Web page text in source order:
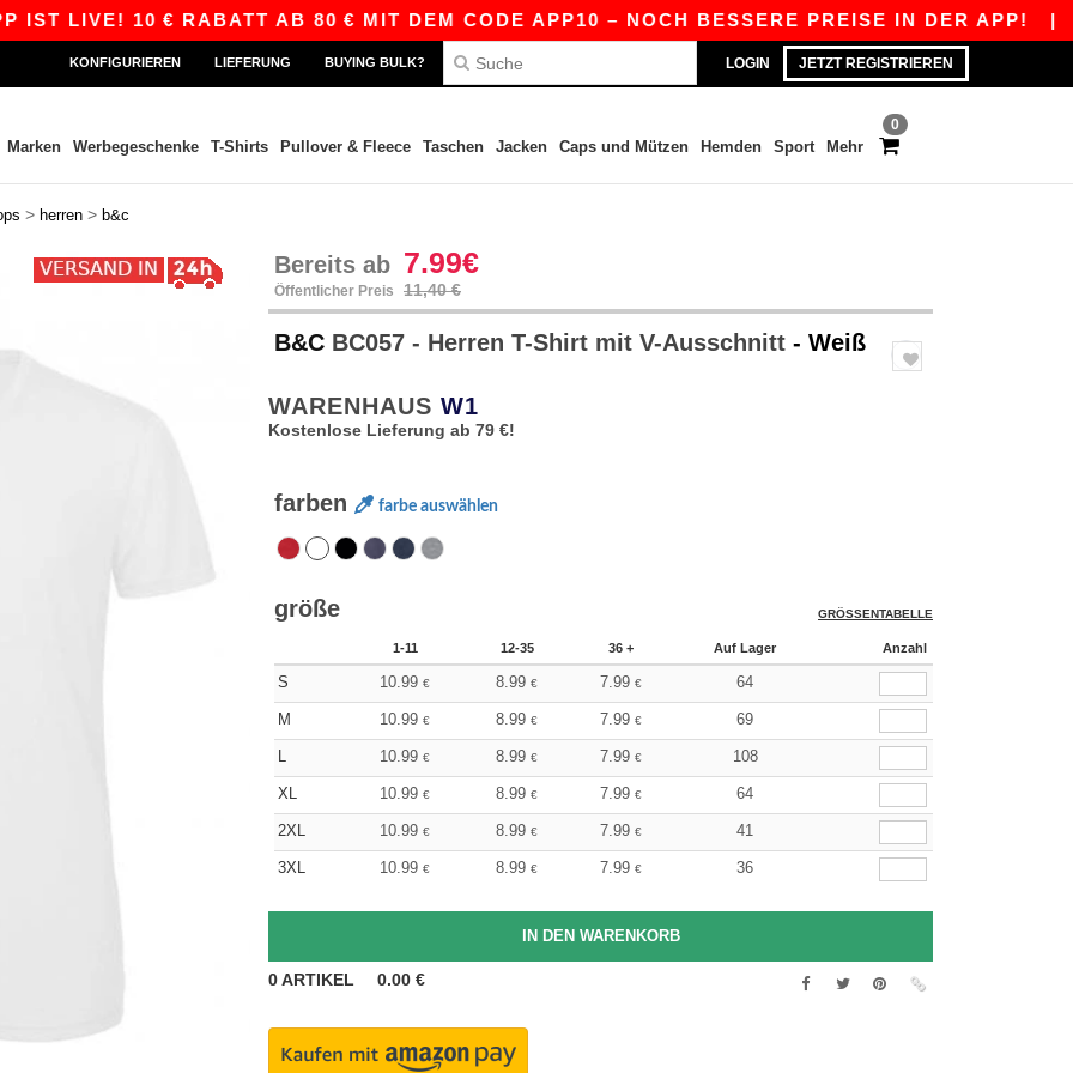
10 € RABATT AB 80 € MIT DEM CODE APP10 – NOCH BESSERE PREISE IN DER APP!|
LOGIN JETZT REGISTRIEREN
KONFIGURIEREN LIEFERUNG BUYING BULK?
0
Marken Werbegeschenke T-Shirts Pullover & Fleece Taschen Jacken Caps und Mützen Hemden Sport Mehr
> herren > b&c
Bereits ab 7.99€
Öffentlicher Preis 11,40 €
B&C BC057 - Herren T-Shirt mit V-Ausschnitt - Weiß
WARENHAUS W1
Kostenlose Lieferung ab 79 €!
farben farbe auswählen
größe GRÖSSENTABELLE
1-11 12-35 36 + Auf Lager Anzahl
S 10.99 € 8.99 € 7.99 € 64
M 10.99 € 8.99 € 7.99 € 69
L 10.99 € 8.99 € 7.99 € 108
XL 10.99 € 8.99 € 7.99 € 64
2XL 10.99 € 8.99 € 7.99 € 41
3XL 10.99 € 8.99 € 7.99 € 36
0ARTIKEL 0.00 €